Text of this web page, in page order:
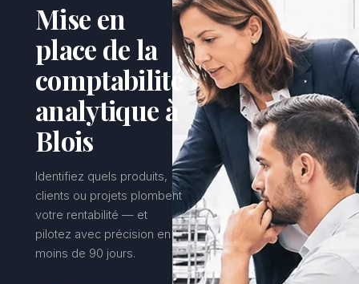
Mise en
place de la
comptabilité
analytique à
Blois
Identifiez quels produits,
clients ou projets plombent
votre rentabilité — et
pilotez avec précision en
moins de 90 jours.